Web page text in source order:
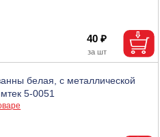
40 ₽
белая, с металлической
5-0051